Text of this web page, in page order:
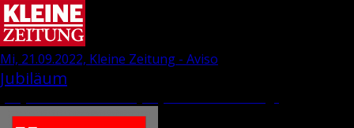
Mi, 21.09.2022, Kleine Zeitung - Aviso
Jubiläum